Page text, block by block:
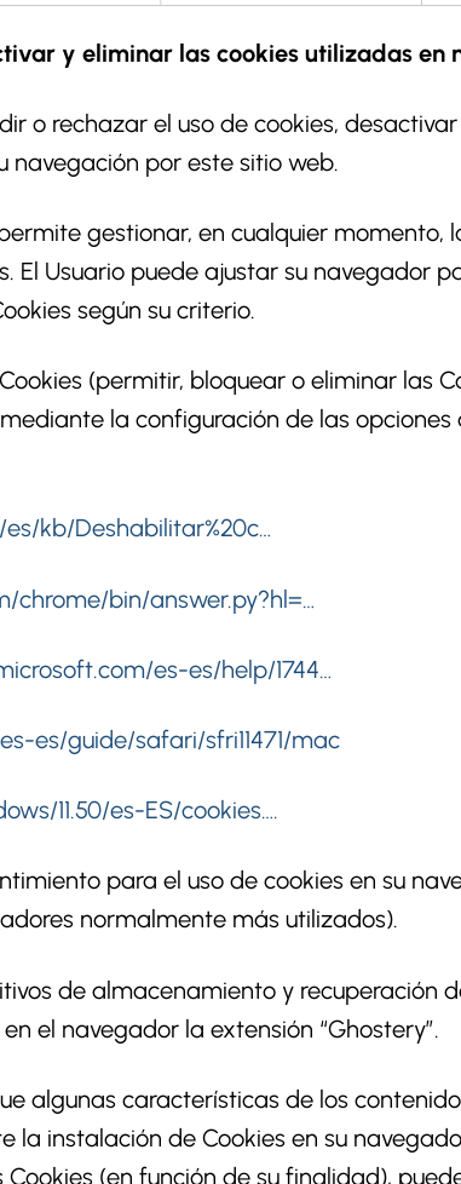
y eliminar las cookies utilizadas en
o rechazar el uso de cookies,
navegación por este sitio web.
gestionar, en cualquier momento,
El Usuario puede ajustar su navegador
según su criterio.
(permitir, bloquear o eliminar las
la configuración de las
kb/Deshabilitar%20c…
chrome/bin/answer.py?hl=…
es-es/help/1744…
es/guide/safari/sfri11471/mac
11.50/es-ES/cookies….
para el uso de cookies en su
normalmente más utilizados).
de almacenamiento y recuperación
el navegador la extensión “Ghostery”.
algunas características de los
la instalación de Cookies en su
(en función de su finalidad),